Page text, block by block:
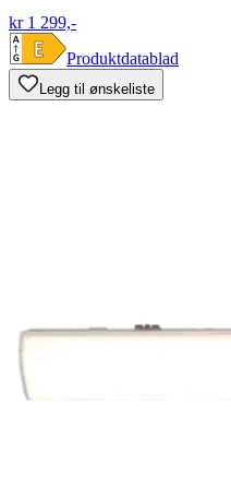
kr 1 299,-
Produktdatablad
Legg til ønskeliste